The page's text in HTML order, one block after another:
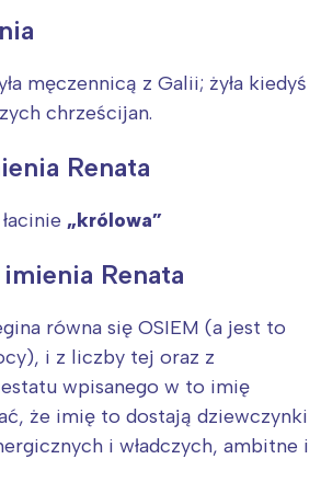
męczennicą z Galii; żyła kiedyś
chrześcijan.
Renata
„królowa”
Renata
równa się OSIEM (a jest to
i z liczby tej oraz z
wpisanego w to imię
że imię to dostają dziewczynki
i władczych, ambitne i